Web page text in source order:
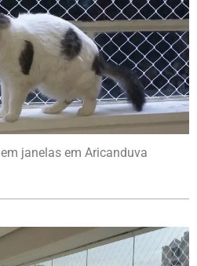
janelas em Aricanduva